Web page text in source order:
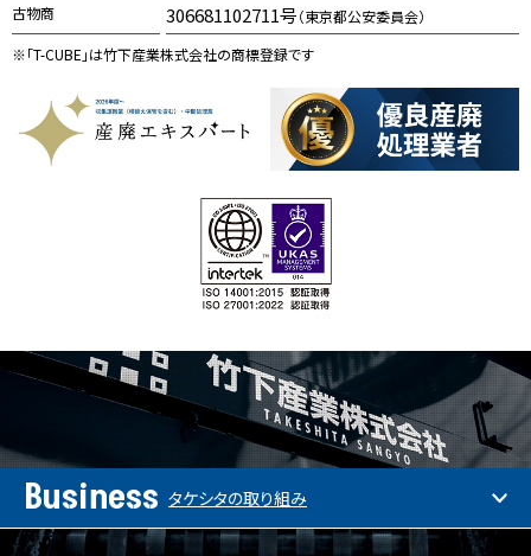
古物商
306681102711号（東京都公安委員会）
※「T-CUBE」は竹下産業株式会社の商標登録です
Business タケシタの取り組み